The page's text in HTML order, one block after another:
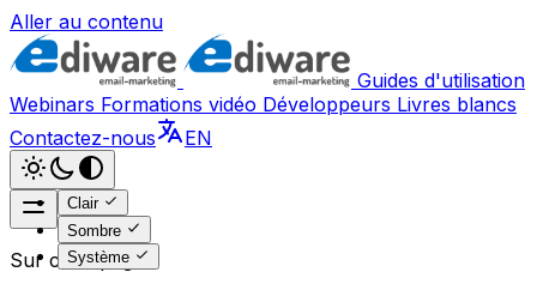
Aller au contenu
Guides d'utilisation
Webinars Formations vidéo Développeurs Livres blancs
Contactez-nous
EN
Clair
Sombre
Système
Sur cette page